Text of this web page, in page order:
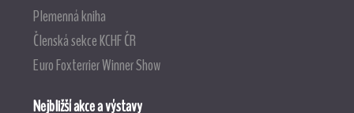
Plemenná kniha
Členská sekce KCHF ČR
Euro Foxterrier Winner Show
Nejbližší akce a výstavy